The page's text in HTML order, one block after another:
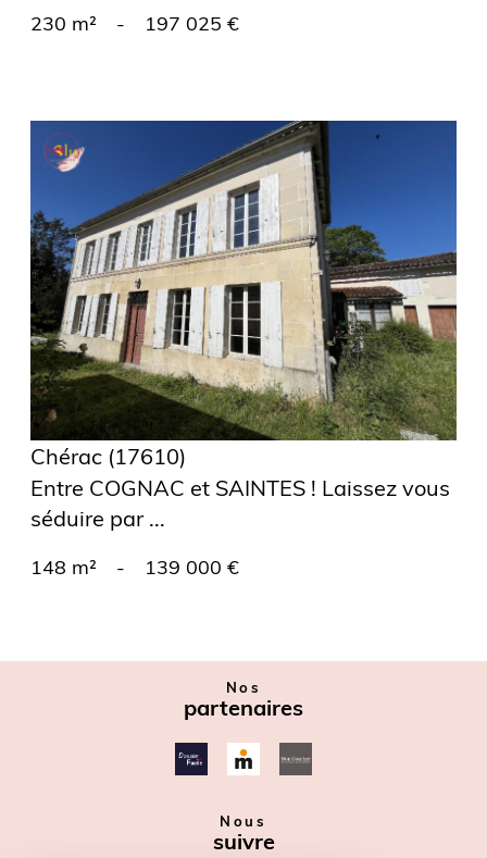
230 m² - 197 025 €
voir le
bien
Chérac (17610)
Entre COGNAC et SAINTES ! Laissez vous
séduire par ...
148 m² - 139 000 €
Nos
partenaires
Nous
suivre